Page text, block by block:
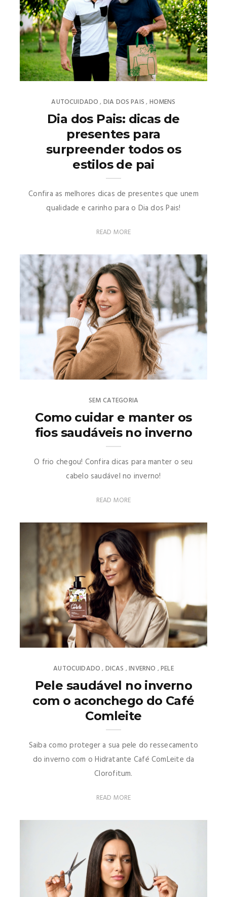
AUTOCUIDADO , DIA DOS PAIS , HOMENS
Dia dos Pais: dicas de
presentes para
surpreender todos os
estilos de pai
Confira as melhores dicas de presentes que unem
qualidade e carinho para o Dia dos Pais!
READ MORE
SEM CATEGORIA
Como cuidar e manter os
fios saudáveis no inverno
O frio chegou! Confira dicas para manter o seu
cabelo saudável no inverno!
READ MORE
AUTOCUIDADO , DICAS ,INVERNO ,PELE
Pele saudável no inverno
com o aconchego do Café
Comleite
Saiba como proteger a sua pele do ressecamento
do inverno com o Hidratante Café ComLeite da
Clorofitum.
READ MORE